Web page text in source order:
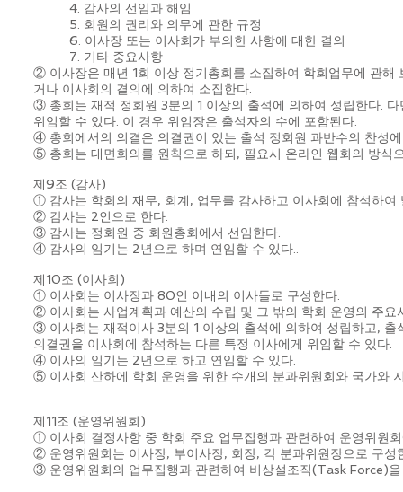
4. 감사의 선임과 해임
5. 회원의 권리와 의무에 관한 규정
6. 이사장 또는 이사회가 부의한 사항에 대한 결의
7. 기타 중요사항
② 이사장은 매년 1회 이상 정기총회를 소집하여 학회업무에 관
거나 이사회의 결의에 의하여 소집한다.
③ 총회는 재적 정회원 3분의 1 이상의 출석에 의하여 성립한다.
위임할 수 있다. 이 경우 위임장은 출석자의 수에 포함된다.
④ 총회에서의 의결은 의결권이 있는 출석 정회원 과반수의 찬성
⑤ 총회는 대면회의를 원칙으로 하되, 필요시 온라인 웹회의 방식
제9조 (감사)
① 감사는 학회의 재무, 회계, 업무를 감사하고 이사회에 참석하
② 감사는 2인으로 한다.
③ 감사는 정회원 중 회원총회에서 선임한다.
④ 감사의 임기는 2년으로 하며 연임할 수 있다..
제10조 (이사회)
① 이사회는 이사장과 80인 이내의 이사들로 구성한다.
② 이사회는 사업계획과 예산의 수립 및 그 밖의 학회 운영의 주요
③ 이사회는 재적이사 3분의 1 이상의 출석에 의하여 성립하고,
의결권을 이사회에 참석하는 다른 특정 이사에게 위임할 수 있다.
④ 이사의 임기는 2년으로 하고 연임할 수 있다.
⑤ 이사회 산하에 학회 운영을 위한 수개의 분과위원회와 국가와
제11조 (운영위원회)
① 이사회 결정사항 중 학회 주요 업무집행과 관련하여 운영위원
② 운영위원회는 이사장, 부이사장, 회장, 각 분과위원장으로 구성
③ 운영위원회의 업무집행과 관련하여 비상설조직(Task Force)